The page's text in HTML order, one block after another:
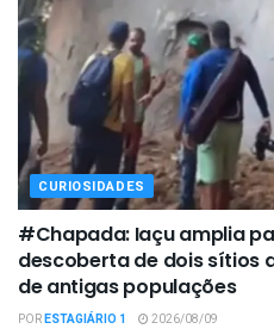
CURIOSIDADES
#Chapada: Iaçu amplia
descoberta de dois sítios
de antigas populações
PORESTAGIÁRIO 1 2026/08/09